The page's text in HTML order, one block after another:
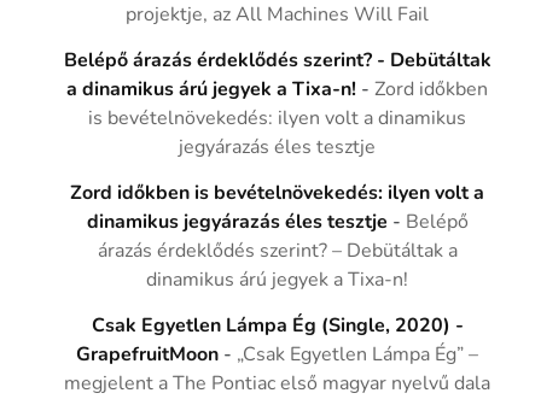
projektje, az All Machines Will Fail
Belépő árazás érdeklődés szerint? - Debütáltak
a dinamikus árú jegyek a Tixa-n! -Zord időkben
is bevételnövekedés: ilyen volt a dinamikus
jegyárazás éles tesztje
Zord időkben is bevételnövekedés: ilyen volt a
dinamikus jegyárazás éles tesztje - Belépő
árazás érdeklődés szerint? – Debütáltak a
dinamikus árú jegyek a Tixa-n!
Csak Egyetlen Lámpa Ég (Single, 2020) -
GrapefruitMoon - „Csak Egyetlen Lámpa Ég” –
megjelent a The Pontiac első magyar nyelvű dala